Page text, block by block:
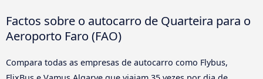
Factos sobre o autocarro de Quarteira para o
Aeroporto Faro (FAO)
Compara todas as empresas de autocarro como Flybus,